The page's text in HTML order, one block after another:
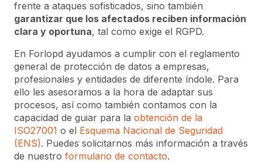
frente a ataques sofisticados, sino también
garantizar que los afectados reciben información
clara y oportuna, tal como exige el RGPD.
En Forlopd ayudamos a cumplir con el reglamento
general de protección de datos a empresas,
profesionales y entidades de diferente índole. Para
ello les asesoramos a la hora de adaptar sus
procesos, así como también contamos con la
capacidad de guiar para la obtención de la
ISO27001 o el Esquema Nacional de Seguridad
(ENS). Puedes solicitarnos más información a través
de nuestro formulario de contacto.